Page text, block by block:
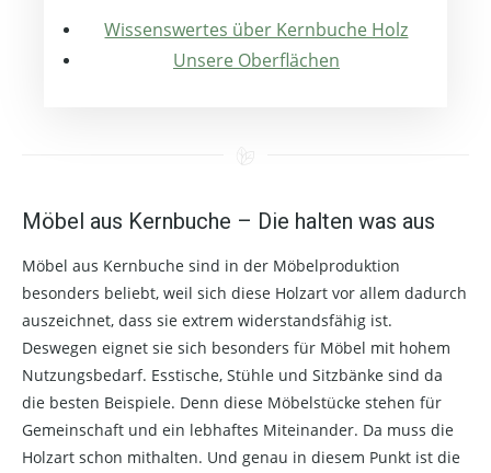
Wissenswertes über Kernbuche Holz
Unsere Oberflächen
Möbel aus Kernbuche – Die halten was aus
Möbel aus Kernbuche sind in der Möbelproduktion
besonders beliebt, weil sich diese Holzart vor allem dadurch
auszeichnet, dass sie extrem widerstandsfähig ist.
Deswegen eignet sie sich besonders für Möbel mit hohem
Nutzungsbedarf. Esstische, Stühle und Sitzbänke sind da
die besten Beispiele. Denn diese Möbelstücke stehen für
Gemeinschaft und ein lebhaftes Miteinander. Da muss die
Holzart schon mithalten. Und genau in diesem Punkt ist die